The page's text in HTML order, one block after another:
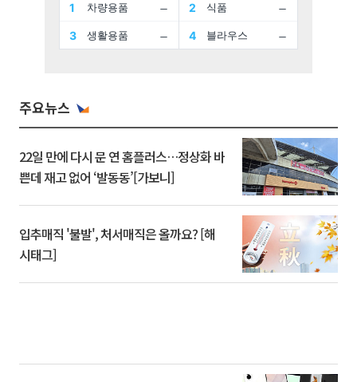
주요뉴스
22일 만에 다시 문 연 홈플러스…정상화 바
쁜데 재고 없어 ‘발동동’[가보니]
입추매직 '불발', 처서매직은 올까요? [해
시태그]